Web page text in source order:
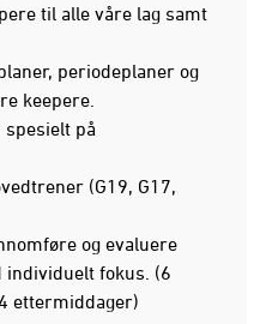
til alle våre lag samt
periodeplaner og
keepere.
spesielt på
(G19, G17,
og evaluere
fokus. (6
ettermiddager)